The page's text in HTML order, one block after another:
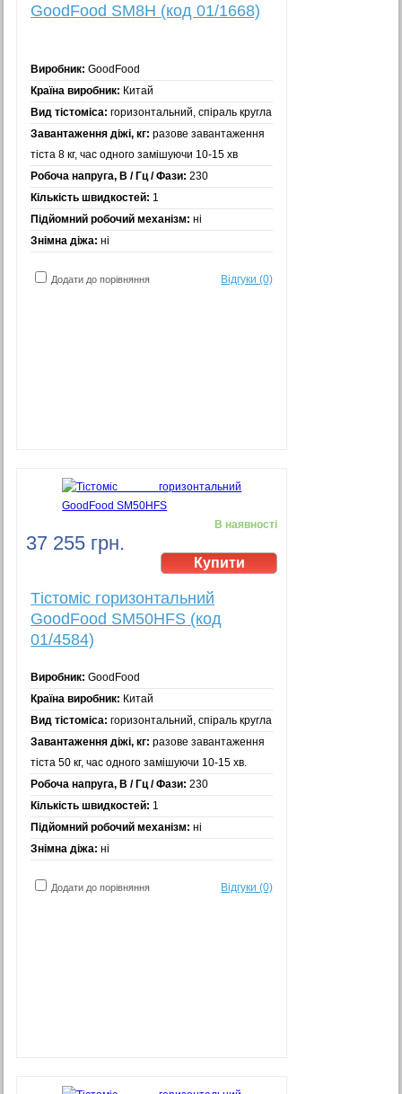
GoodFood SM8H (код 01/1668)
Виробник: GoodFood
Країна виробник: Китай
Вид тістоміса: горизонтальний, спіраль кругла
Завантаження діжі, кг: разове завантаження
тіста 8 кг, час одного замішуючи 10-15 хв
Робоча напруга, В / Гц / Фази: 230
Кількість швидкостей: 1
Підйомний робочий механізм: ні
Знімна діжа: ні
Додати до порівняння Відгуки (0)
37 255 грн.
В наявності
Тістоміс горизонтальний
GoodFood SM50HFS (код
01/4584)
Виробник: GoodFood
Країна виробник: Китай
Вид тістоміса: горизонтальний, спіраль кругла
Завантаження діжі, кг: разове завантаження
тіста 50 кг, час одного замішуючи 10-15 хв.
Робоча напруга, В / Гц / Фази: 230
Кількість швидкостей: 1
Підйомний робочий механізм: ні
Знімна діжа: ні
Додати до порівняння Відгуки (0)